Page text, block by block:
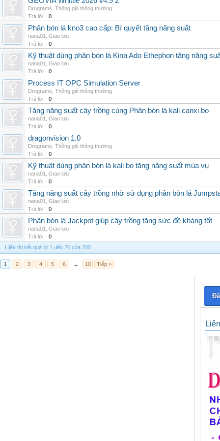
Drograms Thông gió thông thường
Trả lời:
0
Phân bón lá kno3 cao cấp: Bí quyết tăng năng suất
nana01
Giao lưu
Trả lời:
0
Kỹ thuật dùng phân bón lá Kina Ado Ethephon tăng năng
nana01
Giao lưu
Trả lời:
0
Process IT OPC Simulation Server
Drograms Thông gió thông thường
Trả lời:
0
Tăng năng suất cây trồng cùng Phân bón lá kali canxi bo
nana01
Giao lưu
Trả lời:
0
dragonvision 1.0
Drograms Thông gió thông thường
Trả lời:
0
Kỹ thuật dùng phân bón lá kali bo tăng năng suất mùa vụ
nana01
Giao lưu
Trả lời:
0
Tăng năng suất cây trồng nhờ sử dụng phân bón lá
nana01
Giao lưu
Trả lời:
0
Phân bón lá Jackpot giúp cây trồng tăng sức đề kháng tốt
nana01
Giao lưu
Trả lời:
0
Hiển thị kết quả từ 1 đến 20 của 200
1 2 3 4 5 6 → 10 Tiếp >